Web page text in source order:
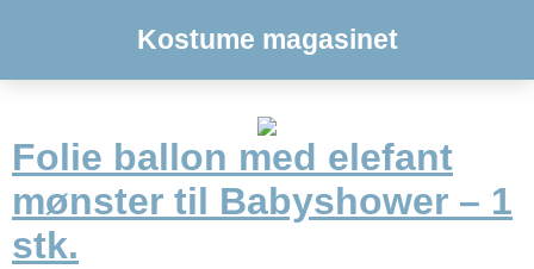
Kostume magasinet
Folie ballon med elefant
mønster til Babyshower – 1
stk.